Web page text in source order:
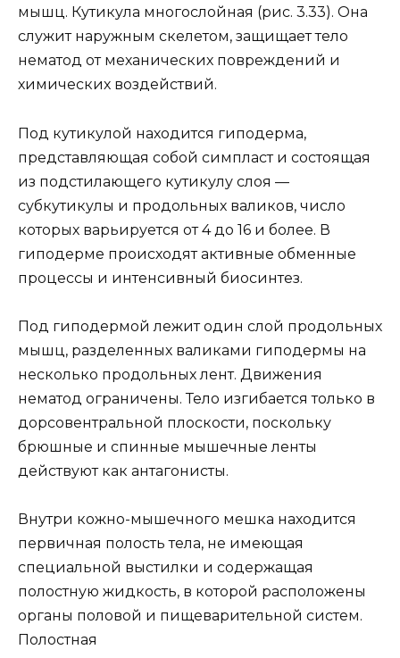
мышц. Кутикула многослойная (рис. 3.33). Она
служит наружным скелетом, защищает тело
нематод от механических повреждений и
химических воздействий.
Под кутикулой находится гиподерма,
представляющая собой симпласт и состоящая
из подстилающего кутикулу слоя —
субкутикулы и продольных валиков, число
которых варьируется от 4 до 16 и более. В
гиподерме происходят активные обменные
процессы и интенсивный биосинтез.
Под гиподермой лежит один слой продольных
мышц, разделенных валиками гиподермы на
несколько продольных лент. Движения
нематод ограничены. Тело изгибается только в
дорсовентральной плоскости, поскольку
брюшные и спинные мышечные ленты
действуют как антагонисты.
Внутри кожно-мышечного мешка находится
первичная полость тела, не имеющая
специальной выстилки и содержащая
полостную жидкость, в которой расположены
органы половой и пищеварительной систем.
Полостная